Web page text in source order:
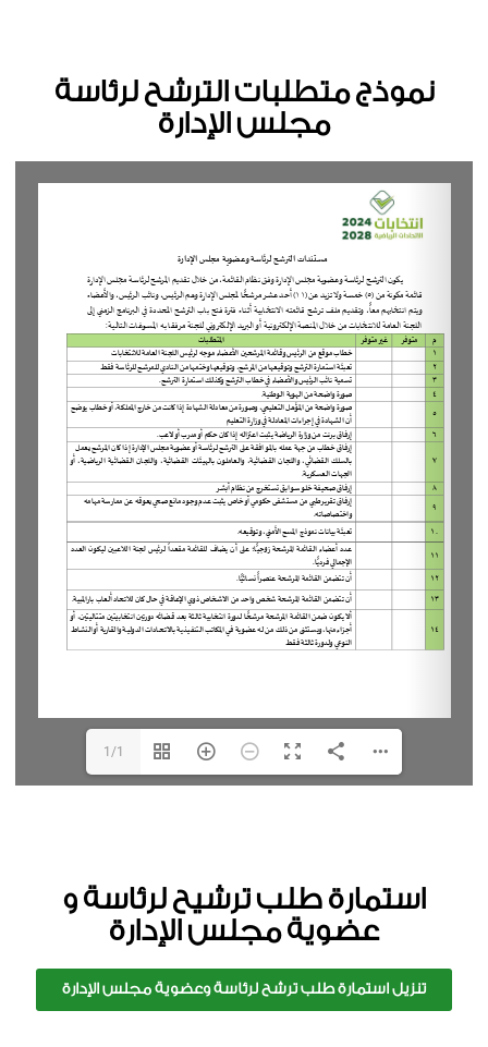
نموذج متطلبات الترشح لرئاسة
مجلس الإدارة
1/1
استمارة طلب ترشيح لرئاسة و
عضوية مجلس الإدارة
تنزيل استمارة طلب ترشح لرئاسة وعضوية مجلس الإدارة